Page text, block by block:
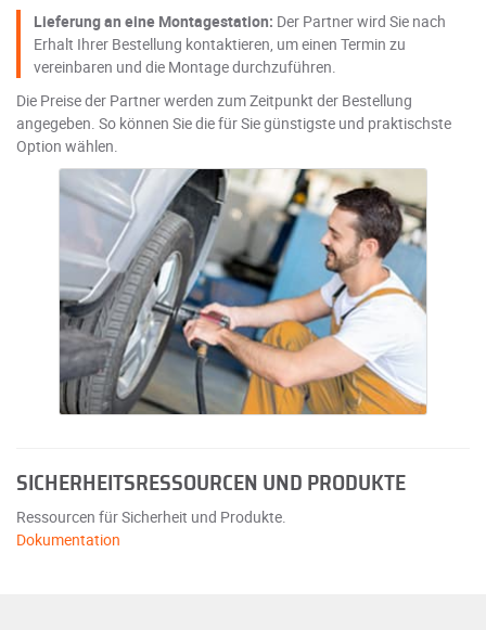
Lieferung an eine Montagestation: Der Partner wird Sie nach
Erhalt Ihrer Bestellung kontaktieren, um einen Termin zu
vereinbaren und die Montage durchzuführen.
Die Preise der Partner werden zum Zeitpunkt der Bestellung
angegeben. So können Sie die für Sie günstigste und praktischste
Option wählen.
SICHERHEITSRESSOURCEN UND PRODUKTE
Ressourcen für Sicherheit und Produkte.
Dokumentation